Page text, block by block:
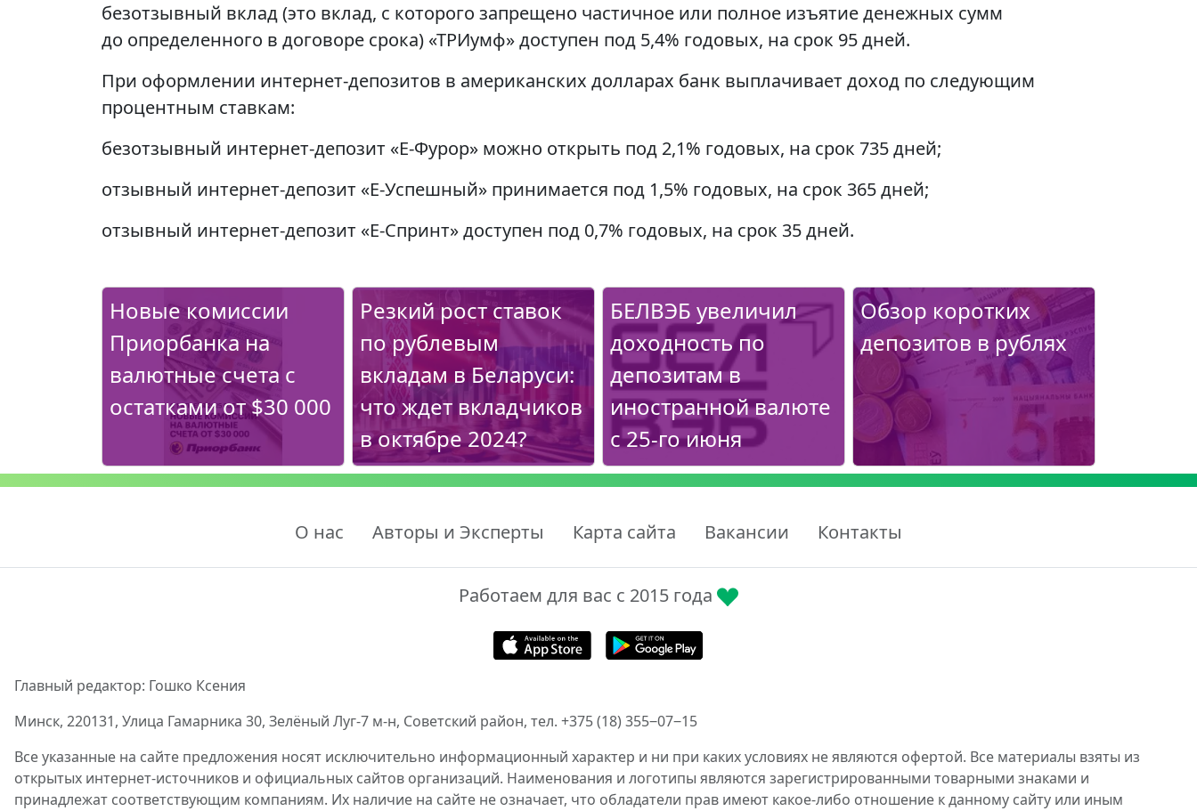
безотзывный вклад (это вклад, с которого запрещено частичное или полное изъятие денежных сумм
до определенного в договоре срока) «ТРИумф» доступен под 5,4% годовых, на срок 95 дней.
При оформлении интернет-депозитов в американских долларах банк выплачивает доход по следующим
процентным ставкам:
безотзывный интернет-депозит «Е-Фурор» можно открыть под 2,1% годовых, на срок 735 дней;
отзывный интернет-депозит «Е-Успешный» принимается под 1,5% годовых, на срок 365 дней;
отзывный интернет-депозит «Е-Спринт» доступен под 0,7% годовых, на срок 35 дней.
Новые комиссии
Приорбанка на
валютные счета с
остатками от $30 000
Резкий рост ставок
по рублевым
вкладам в Беларуси:
что ждет вкладчиков
в октябре 2024?
БЕЛВЭБ увеличил
доходность по
депозитам в
иностранной валюте
с 25-го июня
Обзор коротких
депозитов в рублях
О нас Авторы и Эксперты Карта сайта Вакансии Контакты
Работаем для вас с 2015 года
Главный редактор: Гошко Ксения
Минск, 220131, Улица Гамарника 30, Зелёный Луг-7 м-н, Советский район, тел. +375 (18) 355‒07‒15
Все указанные на сайте предложения носят исключительно информационный характер и ни при каких условиях не являются офертой. Все материалы взяты из
открытых интернет-источников и официальных сайтов организаций. Наименования и логотипы являются зарегистрированными товарными знаками и
принадлежат соответствующим компаниям. Их наличие на сайте не означает, что обладатели прав имеют какое-либо отношение к данному сайту или иным